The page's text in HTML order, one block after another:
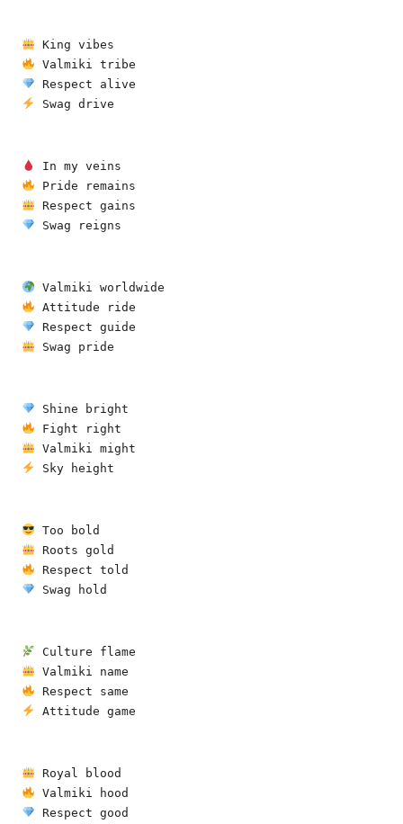
King vibes
Valmiki tribe
Respect alive
Swag drive
In my veins
Pride remains
Respect gains
Swag reigns
Valmiki worldwide
Attitude ride
Respect guide
Swag pride
Shine bright
Fight right
Valmiki might
Sky height
Too bold
Roots gold
Respect told
Swag hold
Culture flame
Valmiki name
Respect same
Attitude game
Royal blood
Valmiki hood
Respect good